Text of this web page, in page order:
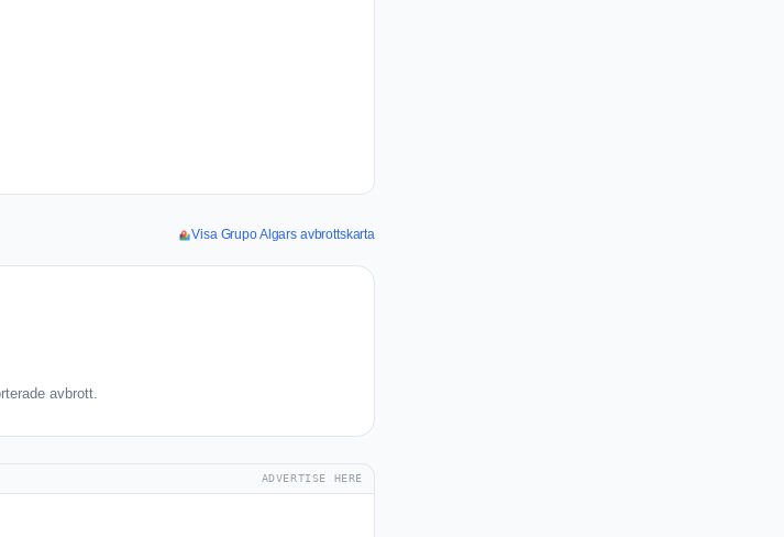
Visa Grupo Algars avbrottskarta
avbrott.
ADVERTISE HERE